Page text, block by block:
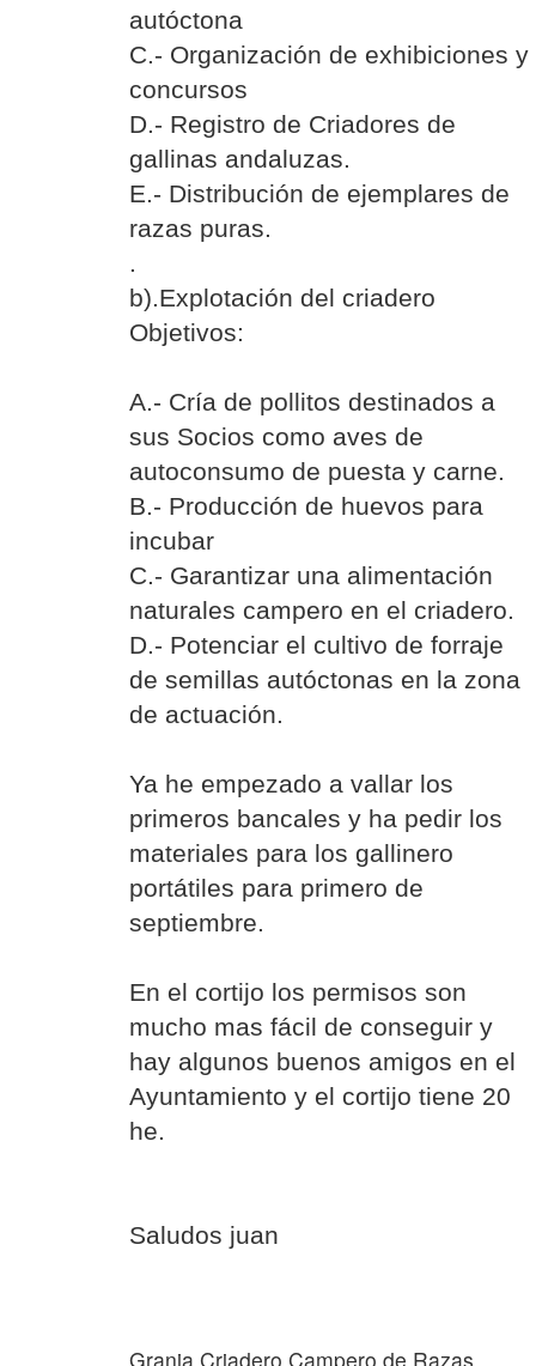
autóctona
C.- Organización de exhibiciones y
concursos
D.- Registro de Criadores de
gallinas andaluzas.
E.- Distribución de ejemplares de
razas puras.
.
b).Explotación del criadero
Objetivos:
A.- Cría de pollitos destinados a
sus Socios como aves de
autoconsumo de puesta y carne.
B.- Producción de huevos para
incubar
C.- Garantizar una alimentación
naturales campero en el criadero.
D.- Potenciar el cultivo de forraje
de semillas autóctonas en la zona
de actuación.
Ya he empezado a vallar los
primeros bancales y ha pedir los
materiales para los gallinero
portátiles para primero de
septiembre.
En el cortijo los permisos son
mucho mas fácil de conseguir y
hay algunos buenos amigos en el
Ayuntamiento y el cortijo tiene 20
he.
Saludos juan
Granja Criadero Campero de Razas